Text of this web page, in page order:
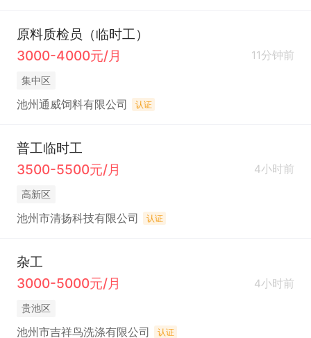
原料质检员（临时工）
3000-4000元/月
11分钟前
集中区
池州通威饲料有限公司 认证
普工临时工
3500-5500元/月
4小时前
高新区
池州市清扬科技有限公司 认证
杂工
3000-5000元/月
4小时前
贵池区
池州市吉祥鸟洗涤有限公司 认证